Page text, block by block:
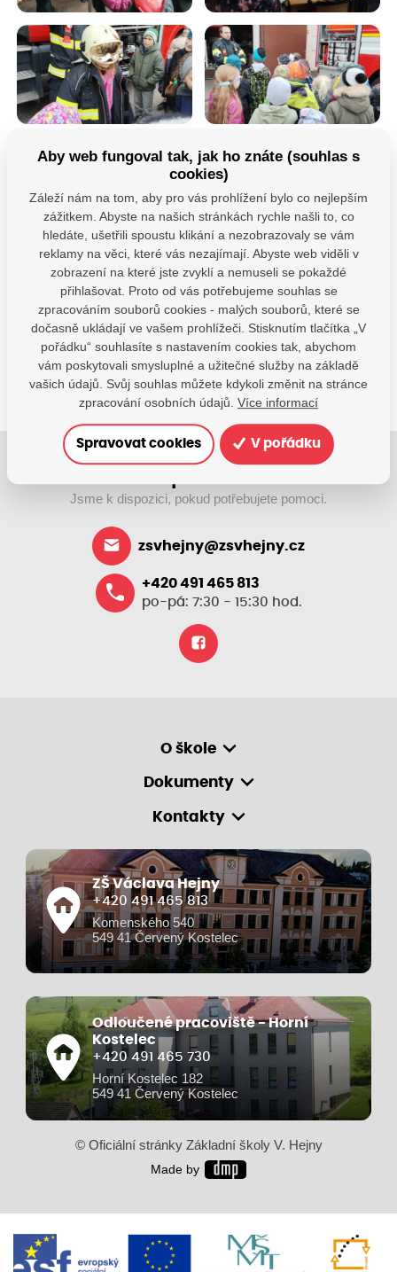
Máte dotazy?
Kontaktujte nás
SDÍLEJTE:
Jsme k dispozici, pokud potřebujete pomoci.
zsvhejny@zsvhejny.cz
+420 491 465 813
po-pá: 7:30 - 15:30 hod.
O škole
Dokumenty
Kontakty
ZŠ Václava Hejny
+420 491 465 813
Komenského 540
549 41 Červený Kostelec
Odloučené pracoviště - Horní
Kostelec
+420 491 465 730
Horní Kostelec 182
549 41 Červený Kostelec
© Oficiální stránky Základní školy V. Hejny
Made by
Aby web fungoval tak, jak ho znáte (souhlas s
cookies)
Záleží nám na tom, aby pro vás prohlížení bylo co nejlepším
zážitkem. Abyste na našich stránkách rychle našli to, co
hledáte, ušetřili spoustu klikání a nezobrazovaly se vám
reklamy na věci, které vás nezajímají. Abyste web viděli v
zobrazení na které jste zvyklí a nemuseli se pokaždé
přihlašovat. Proto od vás potřebujeme souhlas se
zpracováním souborů cookies - malých souborů, které se
dočasně ukládají ve vašem prohlížeči. Stisknutím tlačítka „V
pořádku“ souhlasíte s nastavením cookies tak, abychom
vám poskytovali smysluplné a užitečné služby na základě
vašich údajů. Svůj souhlas můžete kdykoli změnit na stránce
zpracování osobních údajů. Více informací
Spravovat cookies V pořádku